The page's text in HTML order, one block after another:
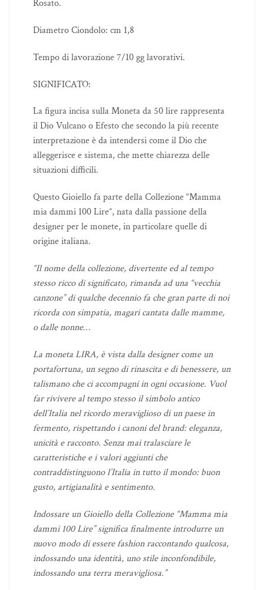
Rosato.
Diametro Ciondolo: cm 1,8
Tempo di lavorazione 7/10 gg lavorativi.
SIGNIFICATO:
La figura incisa sulla Moneta da 50 lire rappresenta
il Dio Vulcano o Efesto che secondo la più recente
interpretazione è da intendersi come il Dio che
alleggerisce e sistema, che mette chiarezza delle
situazioni difficili.
Questo Gioiello fa parte della Collezione “Mamma
mia dammi 100 Lire”, nata dalla passione della
designer per le monete, in particolare quelle di
origine italiana.
“Il nome della collezione, divertente ed al tempo
stesso ricco di significato, rimanda ad una “vecchia
canzone” di qualche decennio fa che gran parte di noi
ricorda con simpatia, magari cantata dalle mamme,
o dalle nonne…
La moneta LIRA, è vista dalla designer come un
portafortuna, un segno di rinascita e di benessere, un
talismano che ci accompagni in ogni occasione. Vuol
far rivivere al tempo stesso il simbolo antico
dell’Italia nel ricordo meraviglioso di un paese in
fermento, rispettando i canoni del brand: eleganza,
unicità e racconto. Senza mai tralasciare le
caratteristiche e i valori aggiunti che
contraddistinguono l’Italia in tutto il mondo: buon
gusto, artigianalità e sentimento.
Indossare un Gioiello della Collezione “Mamma mia
dammi 100 Lire” significa finalmente introdurre un
nuovo modo di essere fashion raccontando qualcosa,
indossando una identità, uno stile inconfondibile,
indossando una terra meravigliosa.”